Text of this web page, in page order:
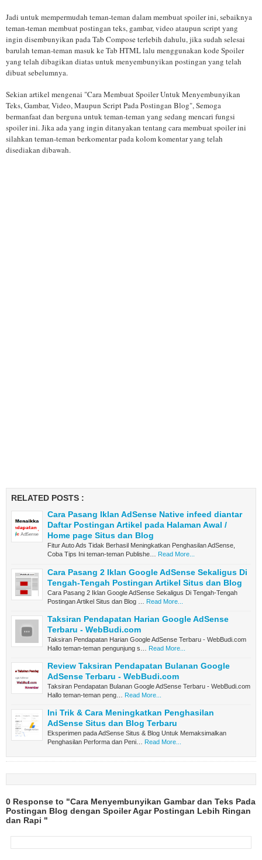
Jadi untuk mempermudah teman-teman dalam membuat spoiler ini, sebaiknya
teman-teman membuat postingan teks, gambar, video ataupun script yang
ingin disembunyikan pada Tab Compose terlebih dahulu, jika sudah selesai
barulah teman-teman masuk ke Tab HTML lalu menggunakan kode Spoiler
yang telah dibagikan diatas untuk menyembunyikan postingan yang telah
dibuat sebelumnya.
Sekian artikel mengenai "Cara Membuat Spoiler Untuk Menyembunyikan
Teks, Gambar, Video, Maupun Script Pada Postingan Blog", Semoga
bermanfaat dan berguna untuk teman-teman yang sedang mencari fungsi
spoiler ini. Jika ada yang ingin ditanyakan tentang cara membuat spoiler ini
silahkan teman-teman berkomentar pada kolom komentar yang telah
disediakan dibawah.
RELATED POSTS :
Cara Pasang Iklan AdSense Native infeed diantar
Daftar Postingan Artikel pada Halaman Awal /
Home page Situs dan Blog
Fitur Auto Ads Tidak Berhasil Meningkatkan Penghasilan AdSense,
Coba Tips Ini teman-teman Publishe… Read More...
Cara Pasang 2 Iklan Google AdSense Sekaligus Di
Tengah-Tengah Postingan Artikel Situs dan Blog
Cara Pasang 2 Iklan Google AdSense Sekaligus Di Tengah-Tengah
Postingan Artikel Situs dan Blog …
Read More...
Taksiran Pendapatan Harian Google AdSense
Terbaru - WebBudi.com
Taksiran Pendapatan Harian Google AdSense Terbaru - WebBudi.com
Hallo teman-teman pengunjung s…
Read More...
Review Taksiran Pendapatan Bulanan Google
AdSense Terbaru - WebBudi.com
Taksiran Pendapatan Bulanan Google AdSense Terbaru - WebBudi.com
Hallo teman-teman peng…
Read More...
Ini Trik & Cara Meningkatkan Penghasilan
AdSense Situs dan Blog Terbaru
Eksperimen pada AdSense Situs & Blog Untuk Memaksimalkan
Penghasilan Performa dan Peni… Read More...
0 Response to "Cara Menyembunyikan Gambar dan Teks Pada
Postingan Blog dengan Spoiler Agar Postingan Lebih Ringan
dan Rapi "